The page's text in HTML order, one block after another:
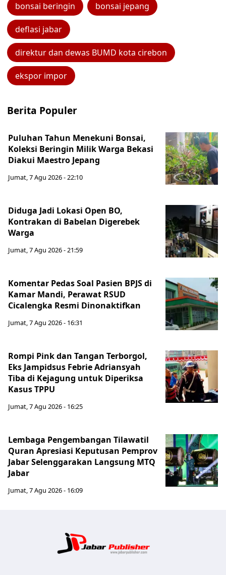
bonsai beringin bonsai jepang
deflasi jabar
direktur dan dewas BUMD kota cirebon
ekspor impor
Berita Populer
Puluhan Tahun Menekuni Bonsai,
Koleksi Beringin Milik Warga Bekasi
Diakui Maestro Jepang
Jumat, 7 Agu 2026 - 22:10
Diduga Jadi Lokasi Open BO,
Kontrakan di Babelan Digerebek
Warga
Jumat, 7 Agu 2026 - 21:59
Komentar Pedas Soal Pasien BPJS di
Kamar Mandi, Perawat RSUD
Cicalengka Resmi Dinonaktifkan
Jumat, 7 Agu 2026 - 16:31
Rompi Pink dan Tangan Terborgol,
Eks Jampidsus Febrie Adriansyah
Tiba di Kejagung untuk Diperiksa
Kasus TPPU
Jumat, 7 Agu 2026 - 16:25
Lembaga Pengembangan Tilawatil
Quran Apresiasi Keputusan Pemprov
Jabar Selenggarakan Langsung MTQ
Jabar
Jumat, 7 Agu 2026 - 16:09